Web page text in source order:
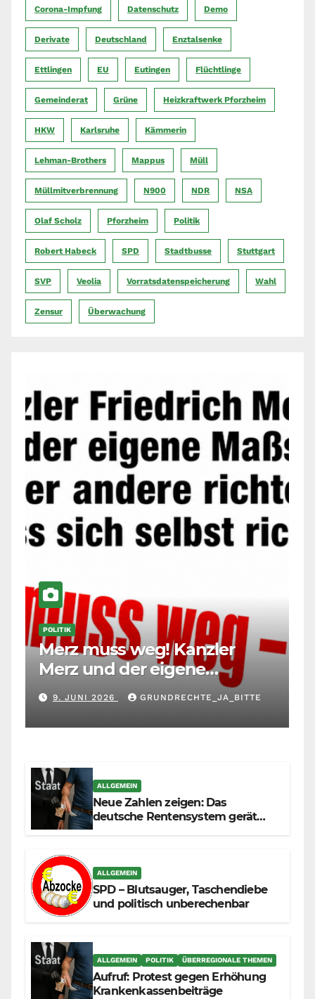
Corona-Impfung Datenschutz Demo
Derivate Deutschland Enztalsenke
Ettlingen EU Eutingen Flüchtlinge
Gemeinderat Grüne Heizkraftwerk Pforzheim
HKW Karlsruhe Kämmerin
Lehman-Brothers Mappus Müll
Müllmitverbrennung N900 NDR NSA
Olaf Scholz Pforzheim Politik
Robert Habeck SPD Stadtbusse Stuttgart
SVP Veolia Vorratsdatenspeicherung Wahl
Zensur Überwachung
POLITIK
Merz muss weg! Kanzler
Merz und der eigene
Maßstab: Wer andere richtet,
muss sich selbst richten
9. JUNI 2026 GRUNDRECHTE_JA_BITTE
ALLGEMEIN
Neue Zahlen zeigen: Das
deutsche Rentensystem gerät
ALLGEMEIN
SPD – Blutsauger, Taschendiebe
und politisch unberechenbar
ALLGEMEIN POLITIK ÜBERREGIONALE THEMEN
Aufruf: Protest gegen Erhöhung
Krankenkassenbeiträge